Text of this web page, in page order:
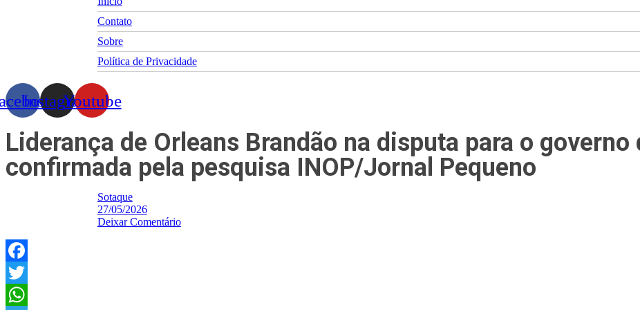
Contato
Sobre
Política de Privacidade
InstagramYoutube
Liderança de Orleans Brandão na disputa para o governo
confirmada pela pesquisa INOP/Jornal Pequeno
Sotaque
27/05/2026
Deixar Comentário
Facebook
Twitter